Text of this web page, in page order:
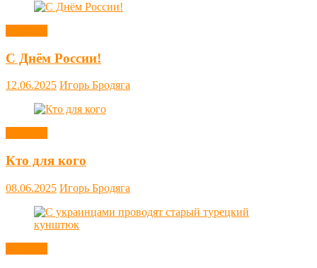
С Днём России!
12.06.2025 Игорь Бродяга
Кто для кого
08.06.2025 Игорь Бродяга